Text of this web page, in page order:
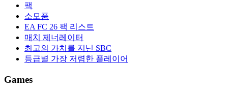
팩
소모품
EA FC 26 팩 리스트
매치 제너레이터
최고의 가치를 지닌 SBC
등급별 가장 저렴한 플레이어
Games